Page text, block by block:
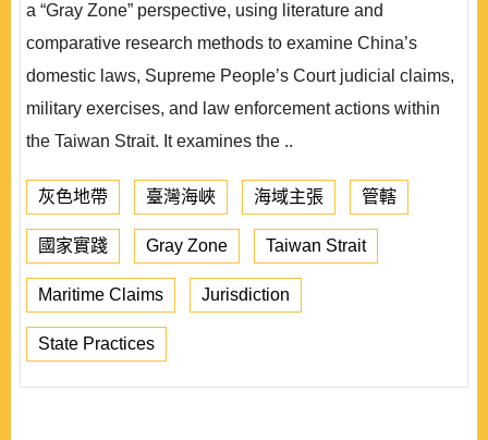
a “Gray Zone” perspective, using literature and
comparative research methods to examine China’s
domestic laws, Supreme People’s Court judicial claims,
military exercises, and law enforcement actions within
the Taiwan Strait. It examines the ..
灰色地帶 臺灣海峽 海域主張 管轄
國家實踐 Gray Zone Taiwan Strait
Maritime Claims Jurisdiction
State Practices